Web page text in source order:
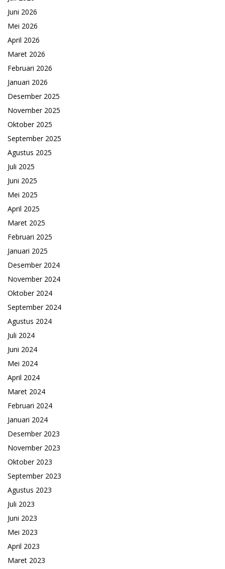
Juni 2026
Mei 2026
April 2026
Maret 2026
Februari 2026
Januari 2026
Desember 2025
November 2025
Oktober 2025
September 2025
Agustus 2025
Juli 2025
Juni 2025
Mei 2025
April 2025
Maret 2025
Februari 2025
Januari 2025
Desember 2024
November 2024
Oktober 2024
September 2024
Agustus 2024
Juli 2024
Juni 2024
Mei 2024
April 2024
Maret 2024
Februari 2024
Januari 2024
Desember 2023
November 2023
Oktober 2023
September 2023
Agustus 2023
Juli 2023
Juni 2023
Mei 2023
April 2023
Maret 2023